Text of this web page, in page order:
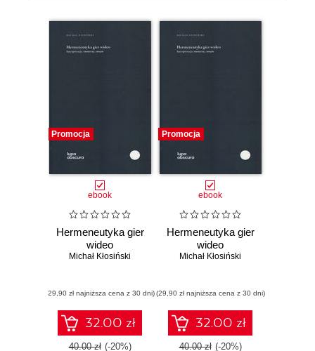
Promocja
ebook
Hermeneutyka gier
wideo
Michał Kłosiński
(29,90 zł najniższa cena z 30 dni)
32.00 zł
40.00 zł (-20%)
Promocja
ebook
Hermeneutyka gier
wideo
Michał Kłosiński
(29,90 zł najniższa cena z 30 dni)
32.00 zł
40.00 zł (-20%)